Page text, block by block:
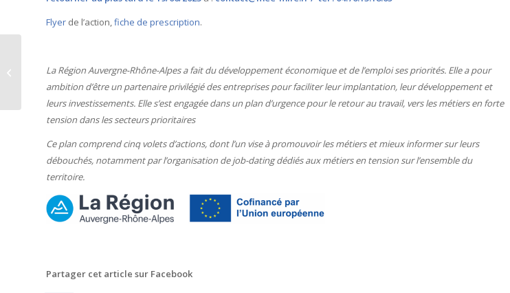
Flyer de l’action, fiche de prescription.
La Région Auvergne-Rhône-Alpes a fait du développement économique et de l’emploi ses priorités. Elle a pour
ambition d’être un partenaire privilégié des entreprises pour faciliter leur implantation, leur développement et
leurs investissements. Elle s’est engagée dans un plan d’urgence pour le retour au travail, vers les métiers en forte
tension dans les secteurs prioritaires
Ce plan comprend cinq volets d’actions, dont l’un vise à promouvoir les métiers et mieux informer sur leurs
débouchés, notamment par l’organisation de job-dating dédiés auxmétiers en tension sur l’ensemble du
territoire.
Partager cet article sur Facebook
emploi du 17 mai 2023
sur les métiers du